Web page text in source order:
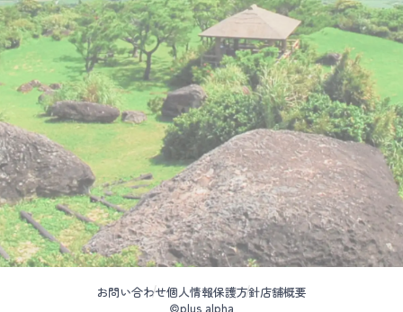
お問い合わせ個人情報保護方針店舗概要
©plus alpha